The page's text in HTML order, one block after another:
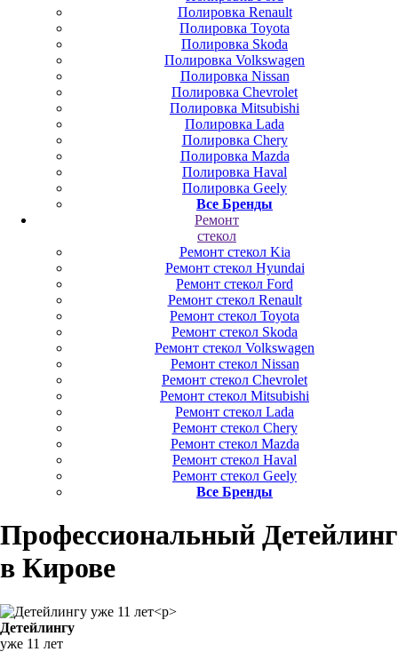
Полировка Renault
Полировка Toyota
Полировка Skoda
Полировка Volkswagen
Полировка Nissan
Полировка Chevrolet
Полировка Mitsubishi
Полировка Lada
Полировка Chery
Полировка Mazda
Полировка Haval
Полировка Geely
Все Бренды
Ремонт
стекол
Ремонт стекол Kia
Ремонт стекол Hyundai
Ремонт стекол Ford
Ремонт стекол Renault
Ремонт стекол Toyota
Ремонт стекол Skoda
Ремонт стекол Volkswagen
Ремонт стекол Nissan
Ремонт стекол Chevrolet
Ремонт стекол Mitsubishi
Ремонт стекол Lada
Ремонт стекол Chery
Ремонт стекол Mazda
Ремонт стекол Haval
Ремонт стекол Geely
Все Бренды
Профессиональный Детейлинг
в Кирове
Детейлингу
уже 11 лет